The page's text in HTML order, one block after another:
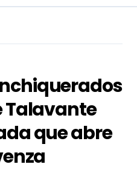
Talavante
que abre